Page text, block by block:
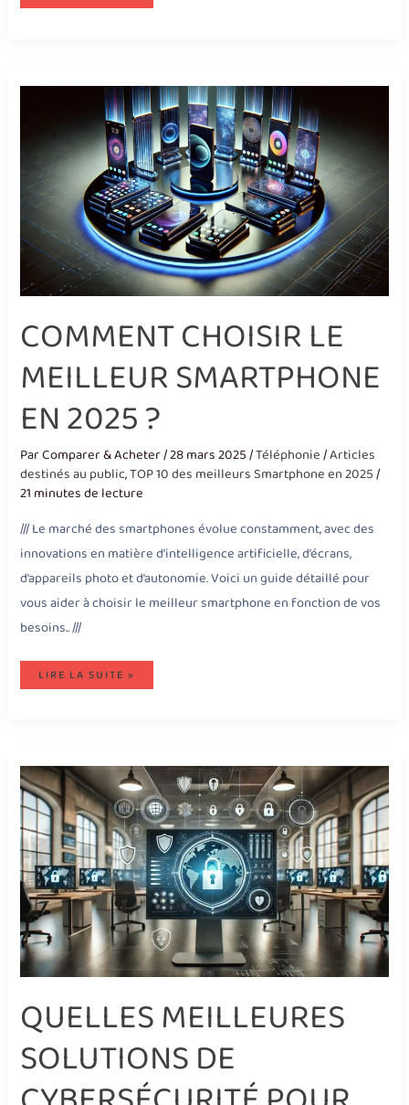
COMMENT CHOISIR LE
MEILLEUR SMARTPHONE
EN 2025 ?
ParComparer & Acheter/28 mars 2025/Téléphonie/Articles
destinés au public,TOP 10 des meilleurs Smartphone en 2025/
21 minutes de lecture
/// Le marché des smartphones évolue constamment, avec des
innovations en matière d’intelligence artificielle, d’écrans,
d’appareils photo et d’autonomie. Voici un guide détaillé pour
vous aider à choisir le meilleur smartphone en fonction de vos
besoins.. ///
LE
SMARTPHONE
LIRE LA SUITE »
QUELLES MEILLEURES
SOLUTIONS DE
SOLUTIONS
DE
CYBERSÉCURITÉ
POUR
PME,
PMI
ET
ETI
EN
2025
?